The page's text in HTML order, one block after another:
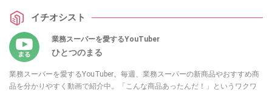
イチオシスト
業務スーパーを愛するYouTuber
ひとつのまる
業務スーパーを愛するYouTuber。毎週、業務スーパーの新商品やおすすめ商
品を分かりやすく動画で紹介中。「こんな商品あったんだ！」というワクワ